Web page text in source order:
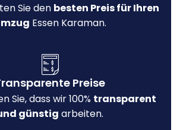
Sie den besten Preis für Ihren
Essen Karaman.
Preise
Sie, dass wir 100% transparent
günstig arbeiten.